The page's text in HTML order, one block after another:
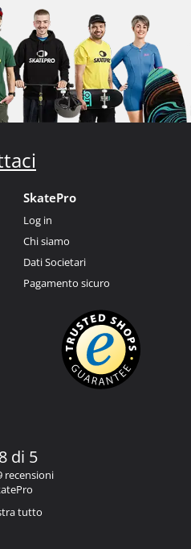
SkatePro
Log in
Chi siamo
Dati Societari
Pagamento sicuro
di 5
recensioni
tutto